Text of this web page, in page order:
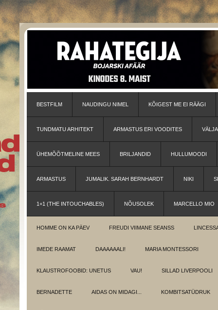
BESTFILM NAUDINGU NIMEL KÕIGEST ME EI RÄÄGI
TUNDMATU ARHITEKT ARMASTUS ERI VOODITES
ÜHEMÕÕTMELINE MEES BRILJANDID HULLUMOODI
ARMASTUS JUMALIK. SARAH BERNHARDT NIKI
1+1 (THE INTOUCHABLES) NÕUSOLEK MARCELLO MIO
HOMME ON KA PÄEV FREUDI VIIMANE SEANSS
IMEDE RAAMAT DAAAAAALI! MARIA MONTESSORI
KLAUSTROFOOBID: UNETUS VAU! SILLAD LIVERPOOLI
BERNADETTE AIDAS ON MIDAGI... KOMBITSATÜDRUK